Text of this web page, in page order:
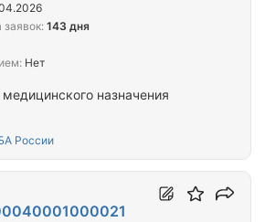
назначения
России
143 дня
Нет